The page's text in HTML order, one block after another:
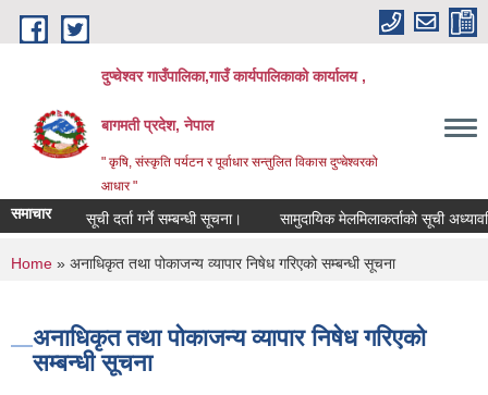
Skip to main content
दुप्चेश्वर गाउँपालिका,गाउँ कार्यपालिकाको कार्यालय ,
बागमती प्रदेश, नेपाल
" कृषि, संस्कृति पर्यटन र पूर्वाधार सन्तुलित विकास दुप्चेश्वरको
आधार "
समाचार सूची दर्ता गर्ने सम्बन्धी सूचना। सामुदायिक मेलमिलाकर्ताको सूची अध्यावधिक
You are here
Home » अनाधिकृत तथा पोकाजन्य व्यापार निषेध गरिएको सम्बन्धी सूचना
अनाधिकृत तथा पोकाजन्य व्यापार निषेध गरिएको
सम्बन्धी सूचना